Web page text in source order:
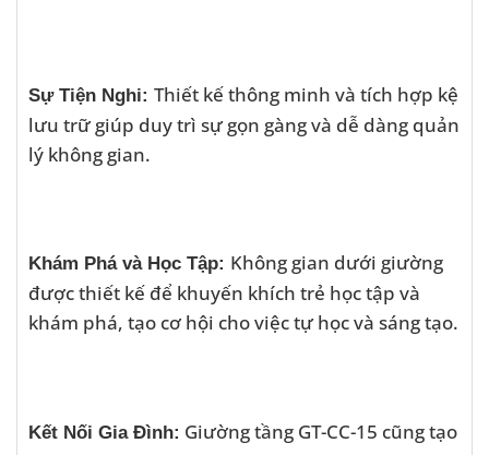
Sự Tiện Nghi: Thiết kế thông minh và tích hợp kệ
lưu trữ giúp duy trì sự gọn gàng và dễ dàng quản
lý không gian.
Khám Phá và Học Tập: Không gian dưới giường
được thiết kế để khuyến khích trẻ học tập và
khám phá, tạo cơ hội cho việc tự học và sáng tạo.
Kết Nối Gia Đình: Giường tầng GT-CC-15 cũng tạo